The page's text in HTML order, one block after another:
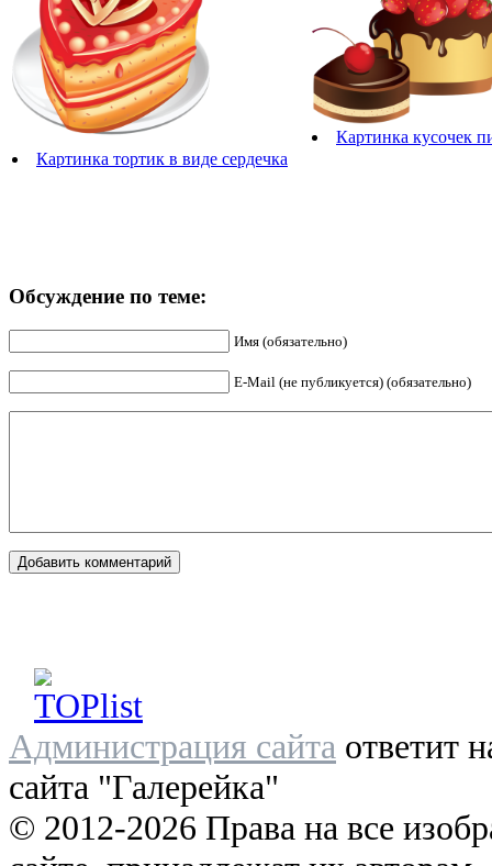
Картинка тортик в виде сердечка
Картинка кусочек
Обсуждение по теме:
Имя (обязательно)
E-Mail (не публикуется) (обязательно)
Администрация сайта ответит
сайта "Галерейка"
© 2012-2026 Права на все